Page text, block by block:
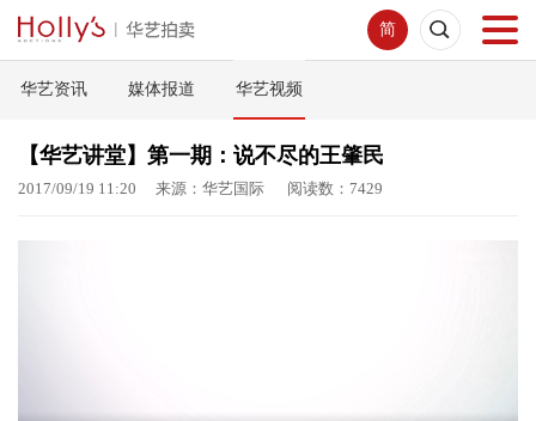
简
首页
拍卖预展
华艺资讯 媒体报道 华艺视频
【华艺讲堂】第一期：说不尽的王肇民
2017/09/19 11:20 来源：华艺国际 阅读数：7429